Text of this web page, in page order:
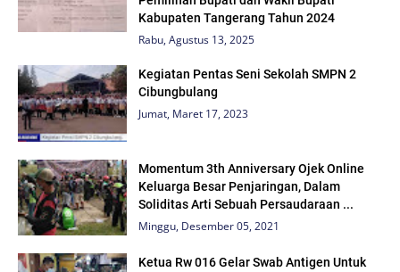
Kabupaten Tangerang Tahun 2024
Rabu, Agustus 13, 2025
Kegiatan Pentas Seni Sekolah SMPN 2
Cibungbulang
Jumat, Maret 17, 2023
Momentum 3th Anniversary Ojek Online
Keluarga Besar Penjaringan, Dalam
Soliditas Arti Sebuah Persaudaraan ...
Minggu, Desember 05, 2021
Ketua Rw 016 Gelar Swab Antigen Untuk